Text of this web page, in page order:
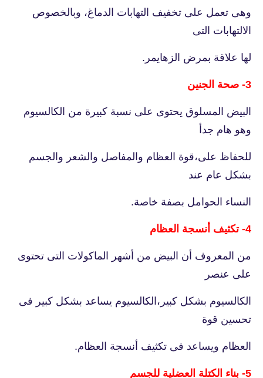
وهى تعمل على تخفيف التهابات الدماغ، وبالخصوص
الالتهابات التى
لها علاقة بمرض الزهايمر.
3- صحة الجنين
البيض المسلوق يحتوى على نسبة كبيرة من الكالسيوم
وهو هام جدأ
للحفاظ على،قوة العظام والمفاصل والشعر والجسم
بشكل عام عند
النساء الحوامل بصفة خاصة.
4- تكثيف أنسجة العظام
من المعروف أن البيض من أشهر الماكولات التى تحتوى
على عنصر
الكالسيوم بشكل كبير،الكالسيوم يساعد بشكل كبير فى
تحسين قوة
العظام ويساعد فى تكثيف أنسجة العظام.
5- بناء الكتلة العضلية للجسم